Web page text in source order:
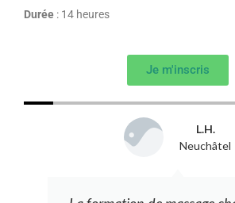
Durée : 14 heures
Je m'inscris
L.H.
Neuchâtel